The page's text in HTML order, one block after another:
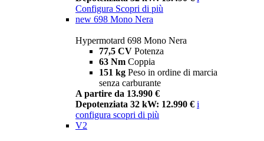
Configura Scopri di più
new 698 Mono Nera
Hypermotard 698 Mono Nera
77,5 CV Potenza
63 Nm Coppia
151 kg Peso in ordine di marcia
senza carburante
A partire da 13.990 €
Depotenziata 32 kW: 12.990 € i
configura scopri di più
V2